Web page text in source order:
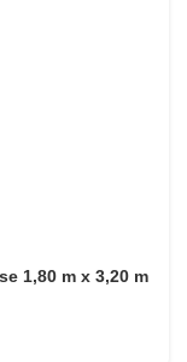
1,80 m x 3,20 m